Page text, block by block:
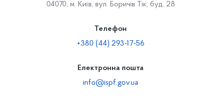
04070, м. Київ, вул. Боричів Тік, буд. 28
Телефон
+380 (44) 293-17-56
Електронна пошта
info@ispf.gov.ua